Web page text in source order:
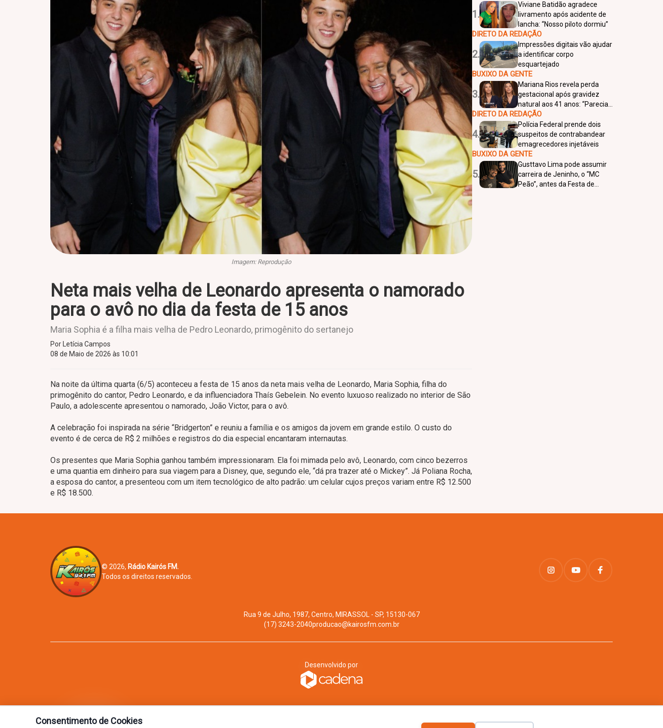
Imagem: Reprodução
Neta mais velha de Leonardo apresenta o namorado
para o avô no dia da festa de 15 anos
Maria Sophia é a filha mais velha de Pedro Leonardo, primogênito do sertanejo
Por Letícia Campos
08 de Maio de 2026 às 10:01
Na noite da última quarta (6/5) aconteceu a festa de 15 anos da neta mais velha de Leonardo, Maria Sophia, filha do
primogênito do cantor, Pedro Leonardo, e da influenciadora Thaís Gebelein. No evento luxuoso realizado no interior de São
Paulo, a adolescente apresentou o namorado, João Victor, para o avô.
A celebração foi inspirada na série “Bridgerton” e reuniu a família e os amigos da jovem em grande estilo. O custo do
evento é de cerca de R$ 2 milhões e registros do dia especial encantaram internautas.
Os presentes que Maria Sophia ganhou também impressionaram. Ela foi mimada pelo avô, Leonardo, com cinco bezerros
e uma quantia em dinheiro para sua viagem para a Disney, que, segundo ele, “dá pra trazer até o Mickey”. Já Poliana Rocha,
a esposa do cantor, a presenteou com um item tecnológico de alto padrão: um celular cujos preços variam entre R$ 12.500
e R$ 18.500.
1.
Viviane Batidão agradece
livramento após acidente de
lancha: “Nosso piloto dormiu”
DIRETO DA REDAÇÃO
2.
Impressões digitais vão ajudar
a identificar corpo
esquartejado
BUXIXO DA GENTE
3.
Mariana Rios revela perda
gestacional após gravidez
natural aos 41 anos: “Parecia
um milagre”
DIRETO DA REDAÇÃO
4.
Polícia Federal prende dois
suspeitos de contrabandear
emagrecedores injetáveis
BUXIXO DA GENTE
5.
Gusttavo Lima pode assumir
carreira de Jeninho, o “MC
Peão”, antes da Festa de
© 2026, Rádio Kairós FM.
Todos os direitos reservados.
Rua 9 de Julho, 1987, Centro, MIRASSOL - SP, 15130-067
(17) 3243-2040producao@kairosfm.com.br
Desenvolvido por
Consentimento de Cookies